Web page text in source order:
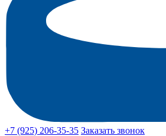
+7 (925) 206‑35‑35 Заказать звонок